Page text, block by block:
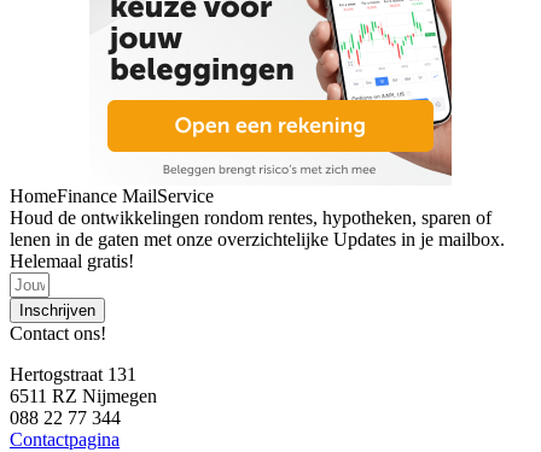
HomeFinance MailService
Houd de ontwikkelingen rondom rentes, hypotheken, sparen of
lenen in de gaten met onze overzichtelijke Updates in je mailbox.
Helemaal gratis!
Inschrijven
Contact ons!
Hertogstraat 131
6511 RZ Nijmegen
088 22 77 344
Contactpagina